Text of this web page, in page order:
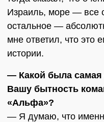
Израиль, море — все
остальное —
мне ответил, что это
истории.
— Какой была самая
Вашу бытность
«Альфа»?
— Я думаю, что